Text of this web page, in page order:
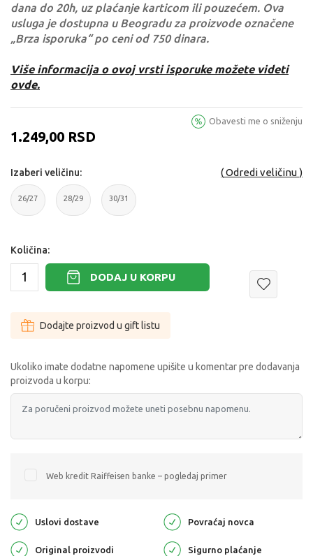
dana do 20h, uz plaćanje karticom ili pouzećem. Ova
usluga je dostupna u Beogradu za proizvode označene
„Brza isporuka“ po ceni od 750 dinara.
Više informacija o ovoj vrsti isporuke možete videti
ovde.
1.249,00 RSD
Obavesti me o sniženju
Odredi veličinu
Izaberi veličinu:
26/27 28/29 30/31
Količina:
DODAJ U KORPU
Dodajte proizvod u gift listu
Ukoliko imate dodatne napomene upišite u komentar pre dodavanja
proizvoda u korpu:
Web kredit Raiffeisen banke – pogledaj primer
Uslovi dostave Povraćaj novca
Original proizvodi Sigurno plaćanje